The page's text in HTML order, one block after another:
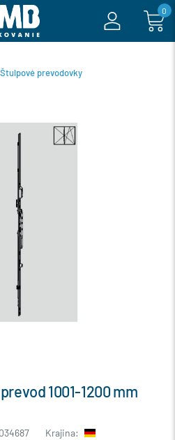
0
Štulpové prevodovky
1001-1200 mm
Krajina: